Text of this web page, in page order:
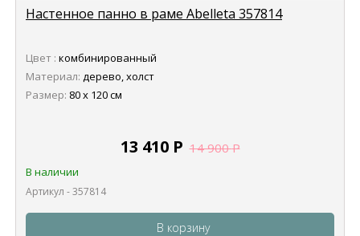
Настенное панно в раме Abelleta 357814
Цвет : комбинированный
Материал: дерево, холст
Размер: 80 х 120 см
13 410 Р 14 900Р
В наличии
Артикул - 357814
В корзину